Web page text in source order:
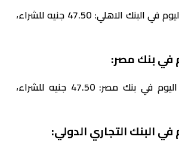
سجل سعر الدولار اليوم في البنك الاهلي: 47.50 جنيه للشراء،
في بنك مصر:
اليوم في بنك مصر: 47.50 جنيه للشراء،
في البنك التجاري الدولي: